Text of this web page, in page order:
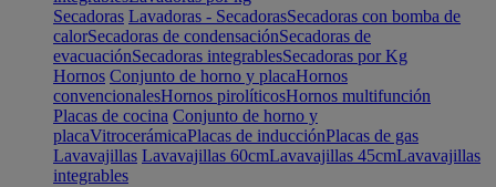
Secadoras Lavadoras - SecadorasSecadoras con bomba de
calorSecadoras de condensaciónSecadoras de
evacuaciónSecadoras integrablesSecadoras por Kg
Hornos Conjunto de horno y placaHornos
convencionalesHornos pirolíticosHornos multifunción
Placas de cocina Conjunto de horno y
placaVitrocerámicaPlacas de inducciónPlacas de gas
Lavavajillas Lavavajillas 60cmLavavajillas 45cmLavavajillas
integrables